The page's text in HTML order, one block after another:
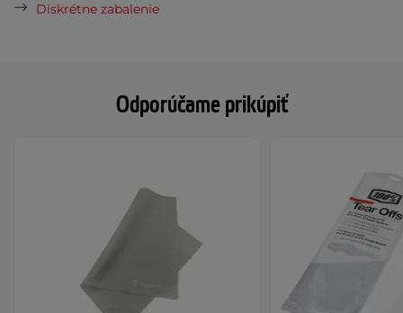
Odporúčame prikúpiť
Diskrétne zabalenie